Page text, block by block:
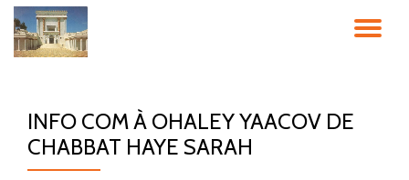
Aller
INFO COM À OHALEY YAACOV DE
CHABBAT HAYE SARAH